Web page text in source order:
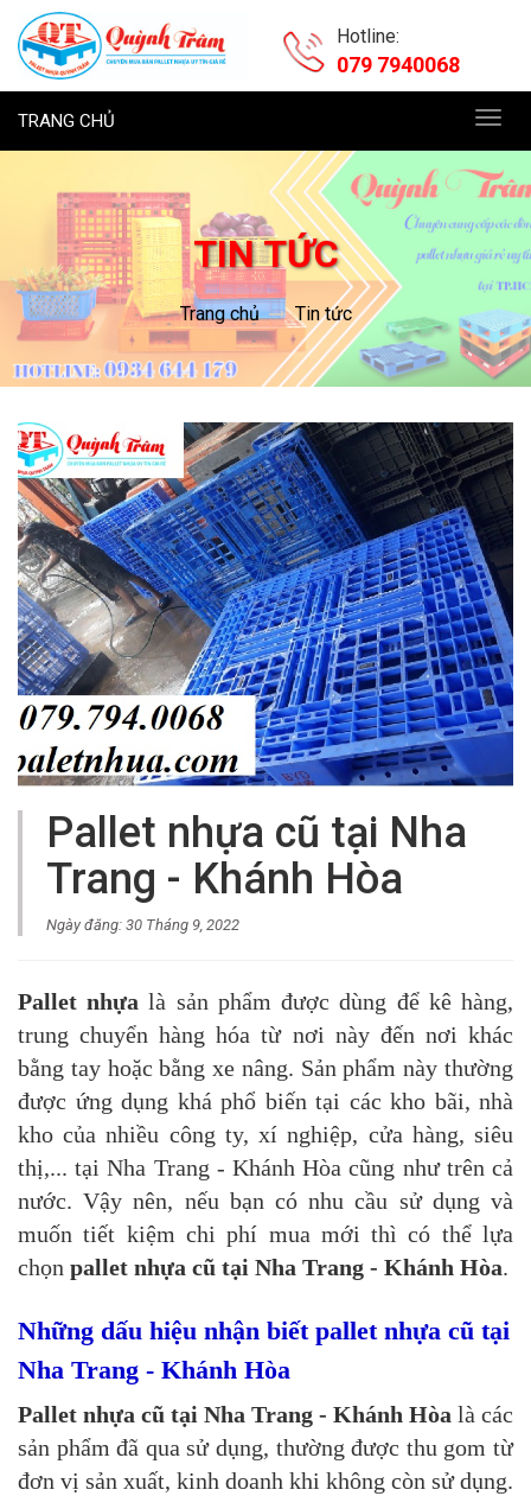
Hotline:
079 7940068
TRANG CHỦ
TIN TỨC
Trang chủ Tin tức
Pallet nhựa cũ tại Nha
Trang - Khánh Hòa
Ngày đăng: 30 Tháng 9, 2022
Pallet nhựa là sản phẩm được dùng để kê hàng,
trung chuyển hàng hóa từ nơi này đến nơi khác
bằng tay hoặc bằng xe nâng. Sản phẩm này thường
được ứng dụng khá phổ biến tại các kho bãi, nhà
kho của nhiều công ty, xí nghiệp, cửa hàng, siêu
thị,... tại Nha Trang - Khánh Hòa cũng như trên cả
nước. Vậy nên, nếu bạn có nhu cầu sử dụng và
muốn tiết kiệm chi phí mua mới thì có thể lựa
chọn pallet nhựa cũ tại Nha Trang - Khánh Hòa.
Những dấu hiệu nhận biết pallet nhựa cũ tại
Nha Trang - Khánh Hòa
Pallet nhựa cũ tại Nha Trang - Khánh Hòa là các
sản phẩm đã qua sử dụng, thường được thu gom từ
đơn vị sản xuất, kinh doanh khi không còn sử dụng.